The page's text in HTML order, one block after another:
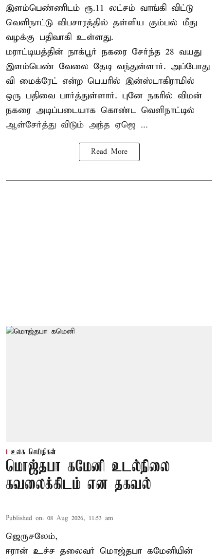
இளம்பெண்ணிடம் ரூ.11 லட்சம் வாங்கி விட்டு
வெளிநாட்டு விபசாரத்தில் தள்ளிய கும்பல் மீது
வழக்கு பதிவாகி உள்ளது.
மராட்டியத்தின் நாக்பூர் நகரை சேர்ந்த 28 வயது
இளம்பெண் வேலை தேடி வந்துள்ளார். அப்போது
வி மைக்ரேட் என்ற பெயரில் இன்ஸ்டாகிராமில்
ஒரு பதிவை பார்த்துள்ளார். புனே நகரில் விமன்
நகரை அடிப்படையாக கொண்ட வெளிநாட்டில்
ஆள்சேர்த்து விடும் அந்த ஏஜெ ...
Read More
உலக செய்திகள்
மொஜ்தபா கமேனி உடல்நிலை
கவலைக்கிடம் என தகவல்
Published on: 08 Aug 2026, 11:53 am
ஜெருசலேம்,
ஈரான் உச்ச தலைவர் மொஜ்தபா கமேனியின்